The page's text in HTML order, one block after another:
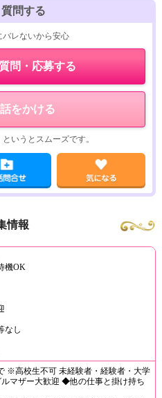
問する
バレないから安心
問・応募する
をかける
いうとスムーズです。
情報
機OK
なし
※高校生不可 未経験者・経験者・大学
マザー大歓迎 ◆他の仕事と掛け持ち